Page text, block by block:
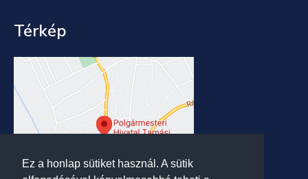
Ez a honlap sütiket használ. A sütik
Térkép